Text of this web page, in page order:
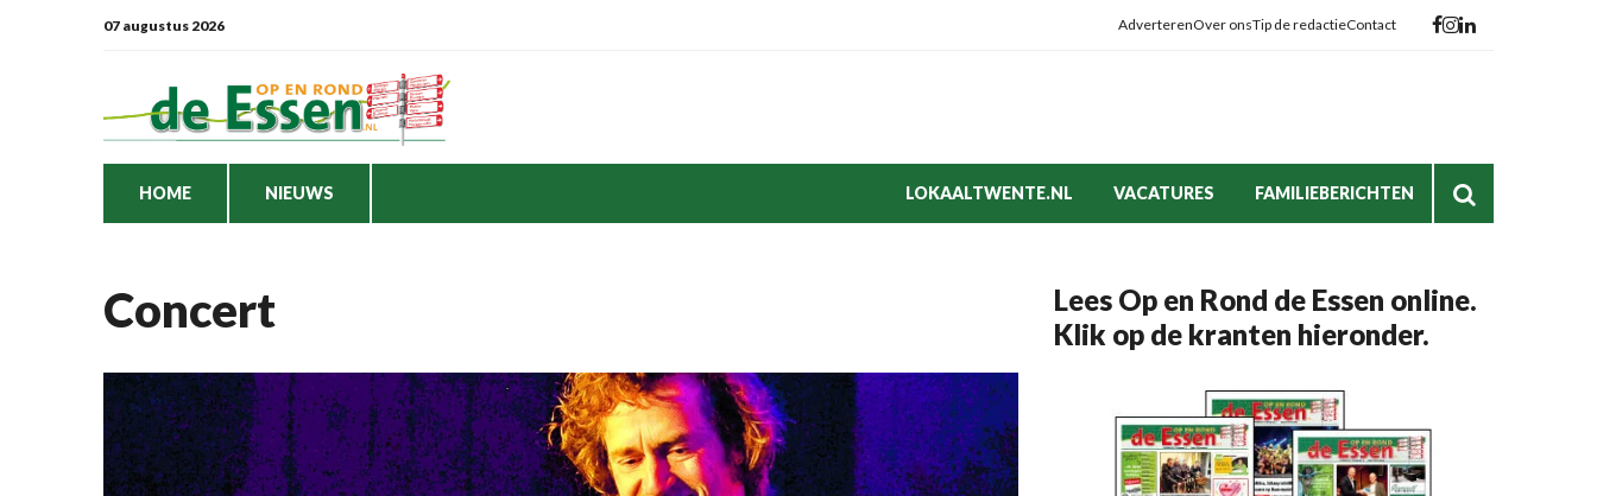
07 augustus 2026 AdverterenOver onsTip de redactieContact
HOME NIEUWS LOKAALTWENTE.NL VACATURES FAMILIEBERICHTEN
Concert
Lees Op en Rond de Essen online.
Klik op de kranten hieronder.